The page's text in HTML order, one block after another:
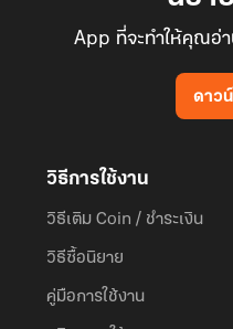
App ที่จะทำให้คุณอ่
ดาว
วิธีการใช้งาน
วิธีเติม Coin / ชำระเงิน
วิธีซื้อนิยาย
คู่มือการใช้งาน